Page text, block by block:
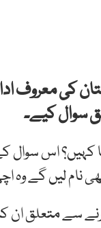
کی معروف
سوال کیے۔
اس سوال
نام لیں گے وہ
سے متعلق ان